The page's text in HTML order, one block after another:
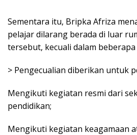
Sementara itu, Bripka Afriza
pelajar dilarang berada di luar
tersebut, kecuali dalam
> Pengecualian diberikan untuk
Mengikuti kegiatan resmi dari
pendidikan;
Mengikuti kegiatan keagamaan